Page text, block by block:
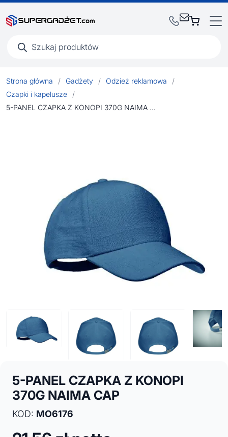
produktów
Strona główna / Gadżety / Odzież reklamowa
/
Czapki i kapelusze
/
5-PANEL CZAPKA Z KONOPI 370G NAIMA CAP
5-PANEL CZAPKA Z KONOPI
370G NAIMA CAP
KOD: MO6176